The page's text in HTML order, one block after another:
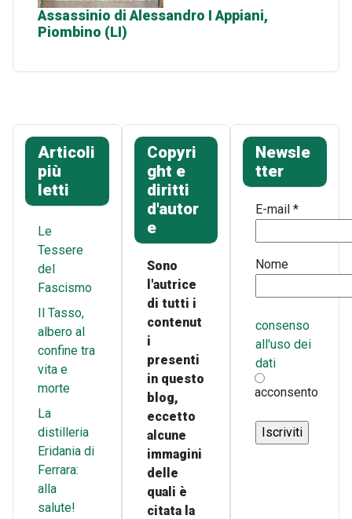
Assassinio di Alessandro I Appiani,
Piombino (LI)
Articoli
più
letti
Le
Tessere
del
Fascismo
Il Tasso,
albero al
confine tra
vita e
morte
La
distilleria
Eridania di
Ferrara:
alla
salute!
Copyri
ght e
diritti
d'autor
e
Sono
l'autrice
di tutti i
contenut
i
presenti
in questo
blog,
eccetto
alcune
immagini
delle
quali è
citata la
Newsle
tter
E-mail*
Nome
consenso
all'uso dei
dati
acconsento